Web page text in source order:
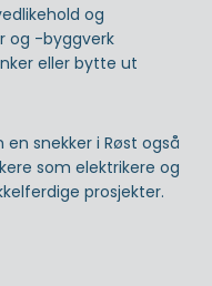
og
og -byggverk
eller bytte ut
snekker i Røst også
som elektrikere og
prosjekter.